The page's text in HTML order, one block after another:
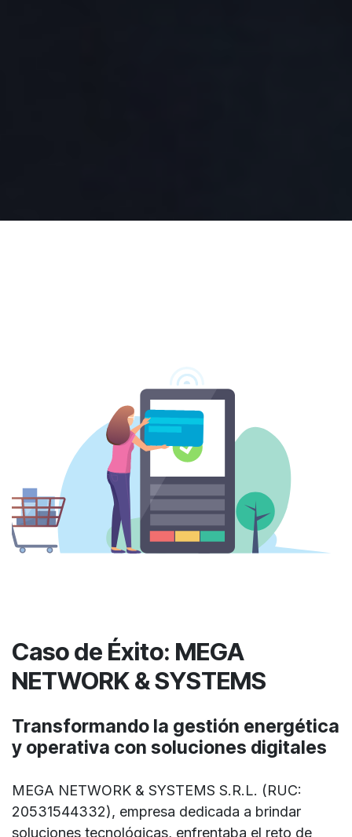
Caso de Éxito: MEGA
NETWORK & SYSTEMS
Transformando la gestión energética
y operativa con soluciones digitales
MEGA NETWORK & SYSTEMS S.R.L. (RUC:
20531544332), empresa dedicada a brindar
soluciones tecnológicas, enfrentaba el reto de